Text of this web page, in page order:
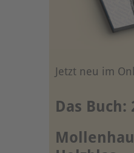
Jetzt neu im
Das Buch: